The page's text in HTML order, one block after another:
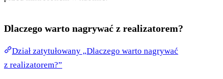
Dlaczego warto nagrywać z realizatorem?
Dział zatytułowany „Dlaczego warto nagrywać
z realizatorem?”